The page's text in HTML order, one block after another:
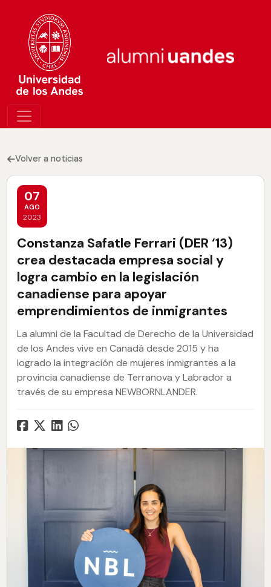
Volver a noticias
07
AGO
2023
Constanza Safatle Ferrari (DER ‘13)
crea destacada empresa social y
logra cambio en la legislación
canadiense para apoyar
emprendimientos de inmigrantes
La alumni de la Facultad de Derecho de la Universidad
de los Andes vive en Canadá desde 2015 y ha
logrado la integración de mujeres inmigrantes a la
provincia canadiense de Terranova y Labrador a
través de su empresa NEWBORNLANDER.